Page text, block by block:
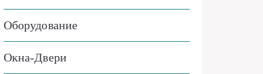
Оборудование
Окна-Двери